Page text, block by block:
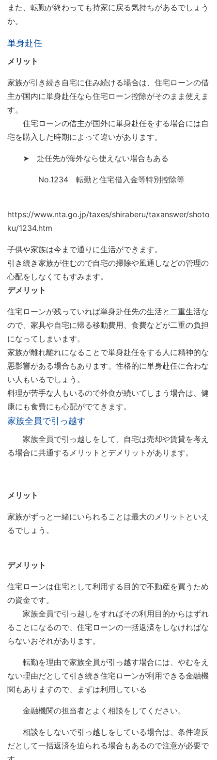
また、転勤が終わっても持家に戻る気持ちがあるでしょう
か。
単身赴任
メリット
家族が引き続き自宅に住み続ける場合は、住宅ローンの借
主が国内に単身赴任なら住宅ローン控除がそのまま使えま
す。
住宅ローンの借主が国外に単身赴任をする場合には自
宅を購入した時期によって違いがあります。
➤ 赴任先が海外なら使えない場合もある
No.1234 転勤と住宅借入金等特別控除等
https://www.nta.go.jp/taxes/shiraberu/taxanswer/shoto
ku/1234.htm
子供や家族は今まで通りに生活ができます。
引き続き家族が住むので自宅の掃除や風通しなどの管理の
心配をしなくてもすみます。
デメリット
住宅ローンが残っていれば単身赴任先の生活と二重生活な
ので、家具や自宅に帰る移動費用、食費などが二重の負担
になってしまいます。
家族が離れ離れになることで単身赴任をする人に精神的な
悪影響がある場合もあります。性格的に単身赴任に合わな
い人もいるでしょう。
料理が苦手な人もいるので外食が続いてしまう場合は、健
康にも食費にも心配がでてきます。
家族全員で引っ越す
家族全員で引っ越しをして、自宅は売却や賃貸を考え
る場合に共通するメリットとデメリットがあります。
メリット
家族がずっと一緒にいられることは最大のメリットといえ
るでしょう。
デメリット
住宅ローンは住宅として利用する目的で不動産を買うため
の資金です。
家族全員で引っ越しをすればその利用目的からはずれ
ることになるので、住宅ローンの一括返済をしなければな
らないおそれがあります。
転勤を理由で家族全員が引っ越す場合には、やむをえ
ない理由だとして引き続き住宅ローンが利用できる金融機
関もありますので、まずは利用している
金融機関の担当者とよく相談をしてください。
相談をしないで引っ越しをしている場合は、条件違反
だとして一括返済を迫られる場合もあるので注意が必要で